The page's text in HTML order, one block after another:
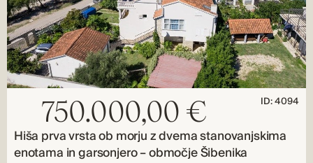
750.000,00 € ID: 4094
Hiša prva vrsta ob morju z dvema stanovanjskima
enotama in garsonjero – območje Šibenika